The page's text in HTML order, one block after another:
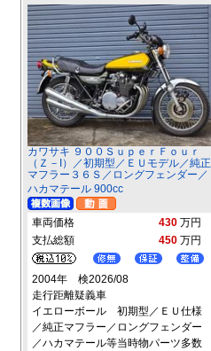
カワサキ ９００ＳｕｐｅｒＦｏｕｒ
（Ｚ－I）／初期型／ＥＵモデル／純正
マフラー３６Ｓ／ロングフェンダー／
ハカマテール 900cc
車両価格 430 万円
支払総額
450 万円
2004年 検2026/08
走行距離疑義車
イエローボール 初期型／ＥＵ仕様
／純正マフラー／ロングフェンダー
／ハカマテール等当時物パーツ多数